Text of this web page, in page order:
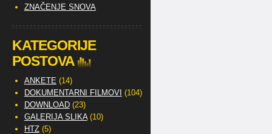
ZNAČENJE SNOVA
KATEGORIJE
POSTOVA
ANKETE (14)
DOKUMENTARNI FILMOVI (104)
DOWNLOAD(23)
GALERIJA SLIKA(10)
HTZ(5)